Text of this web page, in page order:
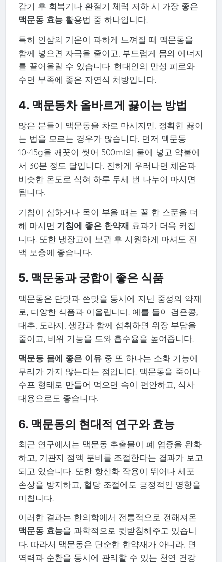
감기 후 회복기나 환절기 체력 저하 시 가장 좋은
맥문동 효능활용법 중 하나입니다.
특히 인삼의 기운이 과하게 느껴질 때 맥문동을
함께 넣으면 자극을 줄이고, 부드럽게 몸의 에너지
를 끌어올릴 수 있습니다. 현대인의 만성 피로와
수면 부족에 좋은 자연식 처방입니다.
4. 맥문동차 올바르게 끓이는 방법
많은 분들이 맥문동을 차로 마시지만, 정확한 끓이
는 법을 모르는 경우가 많습니다. 먼저 맥문동
10~15g을 깨끗이 씻어 500ml의 물에 넣고 약불에
서 30분 정도 달입니다. 진하게 우러나면 체온과
비슷한 온도로 식혀 하루 두세 번 나누어 마시면
됩니다.
기침이 심하거나 목이 부을 때는 꿀 한 스푼을 더
해 마시면 기침에 좋은 한약재 효과가 더욱 커집
니다. 또한 냉장고에 보관 후 시원하게 마셔도 진
액 보충에 좋습니다.
5. 맥문동과 궁합이 좋은 식품
맥문동은 단맛과 쓴맛을 동시에 지닌 중성의 약재
로, 다양한 식품과 어울립니다. 예를 들어 검은콩,
대추, 도라지, 생강과 함께 섭취하면 위장 부담을
줄이고, 비위 기능을 도와 흡수율을 높여줍니다.
맥문동 몸에 좋은 이유중 또 하나는 소화 기능에
무리가 가지 않는다는 점입니다. 맥문동을 죽이나
수프 형태로 만들어 먹으면 속이 편안하고, 식사
대용으로도 좋습니다.
6. 맥문동의 현대적 연구와 효능
최근 연구에서는 맥문동 추출물이 폐 염증을 완화
하고, 기관지 점액 분비를 조절한다는 결과가 보고
되고 있습니다. 또한 항산화 작용이 뛰어나 세포
손상을 방지하고, 혈당 조절에도 긍정적인 영향을
미칩니다.
이러한 결과는 한의학에서 전통적으로 전해져온
맥문동 효능을 과학적으로 뒷받침해주고 있습니
다. 따라서 맥문동은 단순한 한약재가 아니라, 면
역력과 순환을 동시에 관리할 수 있는 천연 건강